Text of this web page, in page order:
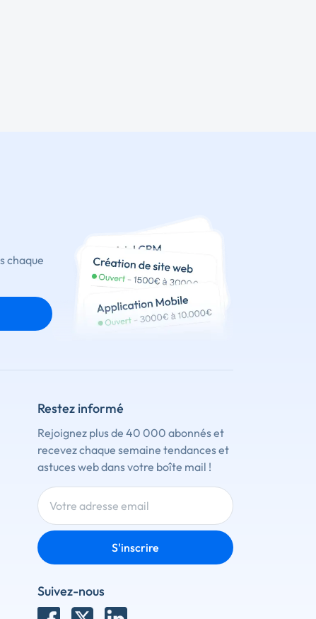
chaque
Restez informé
Rejoignez plus de 40 000 abonnés et
recevez chaque semaine tendances et
astuces web dans votre boîte mail !
S'inscrire
Suivez-nous